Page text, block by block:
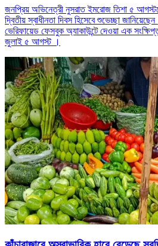
জনপ্রিয় অভিনেত্রী নুসরাত ইমরোজ তিশা ৫
দ্বিতীয় স্বাধীনতা দিবস হিসেবে শুভেচ্ছা
ভেরিফায়েড ফেসবুক অ্যাকাউন্টে দেওয়া এক
জুলাই ৫ আগস্ট ।